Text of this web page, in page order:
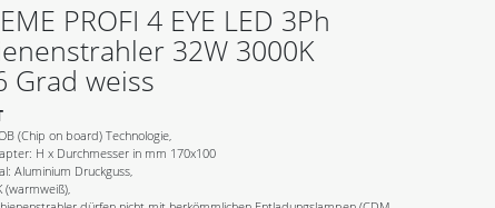
PROFI 4 EYE LED 3Ph
32W 3000K
Grad weiss
(Chip on board) Technologie,
H x Durchmesser in mm 170x100
Aluminium Druckguss,
(warmweiß),